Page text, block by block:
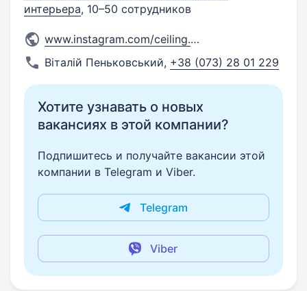
интерьера, 10–50 сотрудников
www.instagram.com/ceiling.pr
Віталій Пеньковський, +38 (073) 28 01 229
Хотите узнавать о новых
вакансиях в этой компании?
Подпишитесь и получайте вакансии этой
компании в Telegram и Viber.
Telegram
Viber